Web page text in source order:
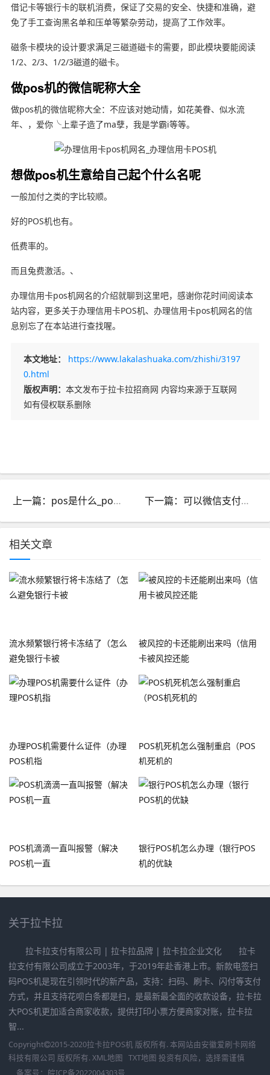
借记卡等银行卡的联机消费，保证了交易的安全、快捷和准确，避
免了手工查询黑名单和压单等繁杂劳动，提高了工作效率。
磁条卡模块的设计要求满足三磁道磁卡的需要，即此模块要能阅读
1/2、2/3、1/2/3磁道的磁卡。
做pos机的微信昵称大全
做pos机的微信昵称大全：不应该对她动情，如花美眷、似水流
年、，爱你╰上辈子造了ma孽，我是学霸i等等。
想做pos机生意给自己起个什么名呢
一般加付之类的字比较顺。
好的POS机也有。
低费率的。
而且兔费激活。、
办理信用卡pos机网名的介绍就聊到这里吧，感谢你花时间阅读本
站内容，更多关于办理信用卡POS机、办理信用卡pos机网名的信
息别忘了在本站进行查找喔。
本文地址：
https://www.lakalashuaka.com/zhishi/3197
0.html
版权声明： 本文发布于拉卡拉招商网 内容均来源于互联网
如有侵权联系删除
上一篇：pos是什么_pos是什么车 下一篇：可以微信支付的pos机_可以微信支付的pos机叫什么
相关文章
流水频繁银行将卡冻结了（怎么
避免银行卡被
被风控的卡还能刷出来吗（信用
卡被风控还能
办理POS机需要什么证件（办理
POS机指
POS机死机怎么强制重启（POS
机死机的
POS机滴滴一直叫报警（解决
POS机一直
银行POS机怎么办理（银行POS
机的优缺
关于拉卡拉
拉卡拉支付有限公司 | 拉卡拉品牌 | 拉卡拉企业文化 拉卡
拉支付有限公司成立于2003年，于2019年赴香港上市。新款电签扫
码POS机是现在引领时代的新产品，支持：扫码、刷卡、闪付等支付
方式，并且支持花呗白条都是扫，是最新最全面的收款设备，拉卡拉
大POS机更加适合商家收款，提供打印小票方便商家对账，拉卡拉
智...
Copyright 2015-2020拉卡拉POS机 版权所有. 本网站由安徽爱刷卡网络
科技有限公司 版权所有. XML地图 TXT地图 投资有风险，选择需谨慎